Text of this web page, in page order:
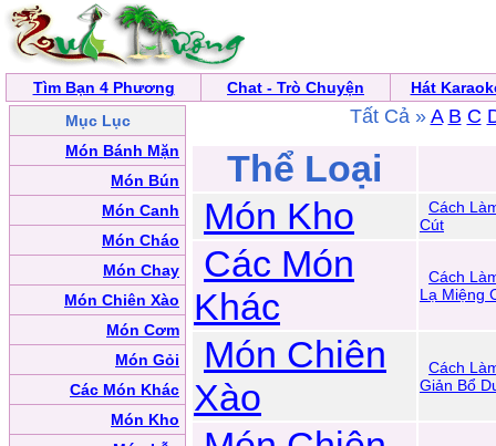
Tìm Bạn 4 Phương Chat - Trò Chuyện
Hát
Mục Lục
Món Bánh Mặn
Món Bún
Món Canh
Món Cháo
Món Chay
Món Chiên Xào
Món Cơm
Món Gỏi
Các Món Khác
Món Kho
Tất Cả » A B C
Thể Loại
Món Kho
Cách
Cút
Các Món
Khác
Cách
Lạ Miệng
Món Chiên
Xào
Cách
Giản Bổ